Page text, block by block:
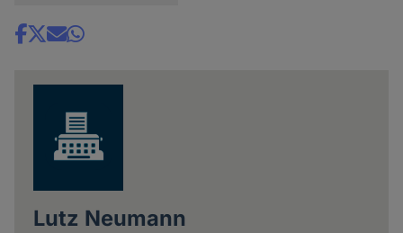
Share
Lutz Neumann